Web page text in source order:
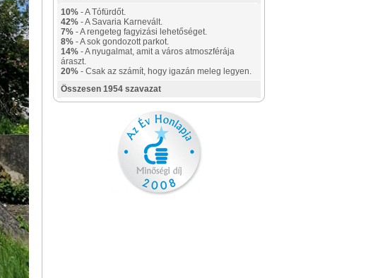
10% - A Tófürdőt.
42% - A Savaria Karnevált.
7% - A rengeteg fagyizási lehetőséget.
8% - A sok gondozott parkot.
14% - A nyugalmat, amit a város atmoszférája
áraszt.
20% - Csak az számít, hogy igazán meleg legyen.
Összesen 1954 szavazat